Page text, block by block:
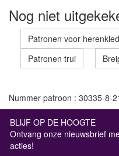
Nog niet
Patronen voor
Patronen trui
Nummer patroon : 30335-8-
BLIJF OP DE HOOGTE
Ontvang onze nieuwsbrief
acties!